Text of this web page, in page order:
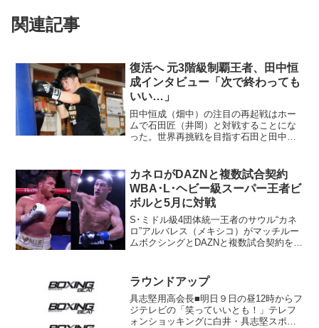
関連記事
復活へ 元3階級制覇王者、田中恒
成インタビュー「次で終わっても
いい…」
田中恒成（畑中）の注目の再起戦はホー
ムで石田匠（井岡）と対戦することにな
った。世界再挑戦を目指す石田と田中の
試合から現在までを聞く。（ボクシン
グ・ビート11月号より） ...
カネロがDAZNと複数試合契約
WBA･L･ヘビー級スーパー王者ビ
ボルと5月に対戦
S･ミドル級4団体統一王者のサウル“カネ
ロ”アルバレス（メキシコ）がマッチルー
ムボクシングとDAZNと複数試合契約を結
シア）に挑戦する。マッチルームボクシ
ングが発...
ラウンドアップ
具志堅用高会長■明日９日の昼12時からフ
ジテレビの「笑っていいとも！」テレフ
ォンショッキングに白井・具志堅スポー